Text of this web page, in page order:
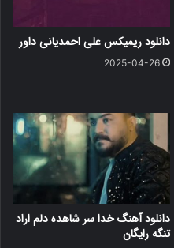
دانلود ریمیکس علی احمدیانی داور
2025-04-26
دانلود آهنگ خدا سر شاهده دلم اراد
تنگه رایگان